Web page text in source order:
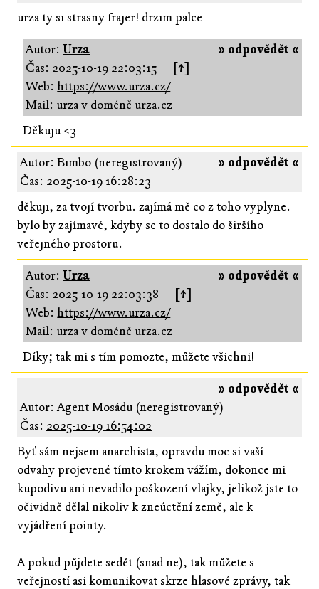
urza ty si strasny frajer! drzim palce
» odpovědět «
Autor:Urza
Čas: 2025-10-19 22:03:15
[↑]
Web:https://www.urza.cz/
Mail: urza v doméně urza.cz
Děkuju <3
» odpovědět «
Autor: Bimbo (neregistrovaný)
Čas: 2025-10-19 16:28:23
děkuji, za tvojí tvorbu. zajímá mě co z toho vyplyne.
bylo by zajímavé, kdyby se to dostalo do širšího
veřejného prostoru.
» odpovědět «
Autor:Urza
Čas: 2025-10-19 22:03:38
[↑]
Web:https://www.urza.cz/
Mail: urza v doméně urza.cz
Díky; tak mi s tím pomozte, můžete všichni!
» odpovědět «
Autor: Agent Mosádu (neregistrovaný)
Čas: 2025-10-19 16:54:02
Byť sám nejsem anarchista, opravdu moc si vaší
odvahy projevené tímto krokem vážím, dokonce mi
kupodivu ani nevadilo poškození vlajky, jelikož jste to
očividně dělal nikoliv k zneúctění země, ale k
vyjádření pointy.
A pokud půjdete sedět (snad ne), tak můžete s
veřejností asi komunikovat skrze hlasové zprávy, tak